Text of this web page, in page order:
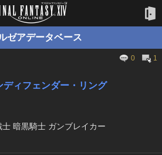
ゼアデータベース
0
1
ディフェンダー・リング
暗黒騎士 ガンブレイカー